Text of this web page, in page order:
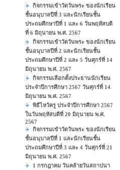
กิจกรรมเข้าวัดวันพระ ของนักเรียน
ชั้นอนุบาลปีที่ 3 และนักเรียนชั้น
ประถมศึกษาปีที่ 1 และ 6 วันพฤหัสบดี
ที่ 6 มิถุนายน พ.ศ. 2567
กิจกรรมเข้าวัดวันพระ ของนักเรียน
ชั้นอนุบาลปีที่ 2 และนักเรียนชั้น
ประถมศึกษาปีที่ 2 และ 5 วันศุกร์ที่ 14
มิถุนายน พ.ศ. 2567
กิจกรรมเลือกตั้งประธานนักเรียน
ประจำปีการศึกษา 2567 วันศุกร์ที่ 14
มิถุนายน พ.ศ. 2567
พิธีไหว้ครู ประจำปีการศึกษา 2567
ในวันพฤหัสบดีที่ 20 มิถุนายน พ.ศ.
2567
กิจกรรมเข้าวัดวันพระ ของนักเรียน
ชั้นอนุบาลปีที่ 1 และนักเรียนชั้น
ประถมศึกษาปีที่ 3 และ 4 วันศุกร์ที่ 21
มิถุนายน พ.ศ. 2567
1 กรกฎาคม วันคล้ายวันสถาปนา